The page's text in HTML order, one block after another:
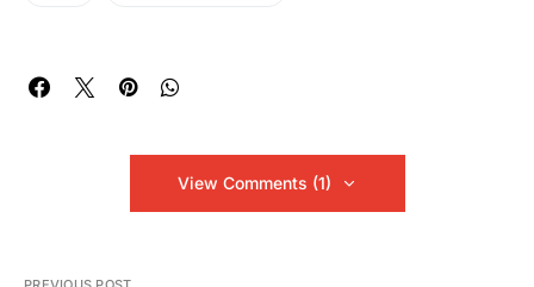
View Comments (1)